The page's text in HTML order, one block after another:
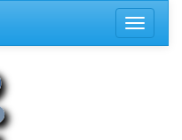
Toggle